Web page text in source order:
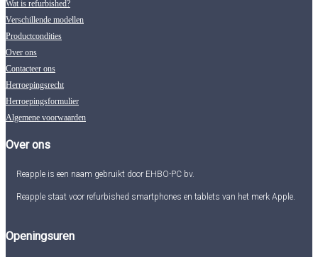
Wat is refurbished?
Verschillende modellen
Productcondities
Over ons
Contacteer ons
Herroepingsrecht
Herroepingsformulier
Algemene voorwaarden
Over ons
Reapple is een naam gebruikt door EHBO-PC bv.
Reapple staat voor refurbished smartphones en tablets van het merk Apple.
Openingsuren